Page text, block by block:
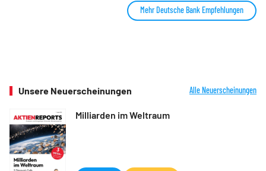
Mehr Deutsche Bank Empfehlungen
Unsere Neuerscheinungen Alle Neuerscheinungen
Milliarden im Weltraum